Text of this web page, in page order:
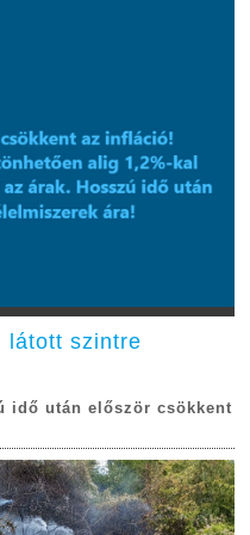
látott szintre
idő után először csökkent